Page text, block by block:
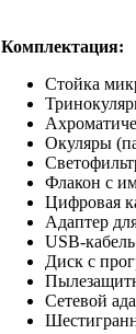
Комплектация:
Стойка
Окуляры
Флакон с
Цифровая
Адаптер
USB-кабель
Диск с
Сетевой